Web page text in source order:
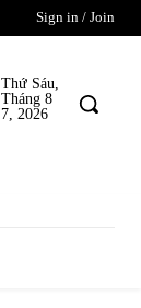
Sign in / Join
Thứ Sáu,
Tháng 8
7, 2026